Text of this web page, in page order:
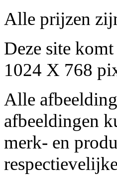
Alle prijzen
Deze site
1024 X 768
Alle
afbeeldingen
merk- en